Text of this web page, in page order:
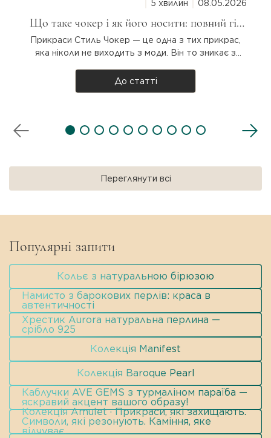
5 хвилин 08.05.2026
Що таке чокер і як його носити: повний гід
для дівчат
Прикраси Стиль Чокер — це одна з тих прикрас,
яка ніколи не виходить з моди. Він то зникає з
таке чокер насправді, звідки він узявся і як
носити? Розбираємося разом! Що таке чокер?
До статті
Переглянути всі
Популярні запити
Кольє з натуральною бірюзою
Намисто з барокових перлів: краса в
автентичності
Хрестик Aurora натуральна перлина —
срібло 925
Колекція Manifest
Колекція Baroque Pearl
Каблучки AVE GEMS з турмаліном параїба —
яскравий акцент вашого образу!
Колекція Amulet · Прикраси, які захищають.
Символи, які резонують. Каміння, яке
відчуває.